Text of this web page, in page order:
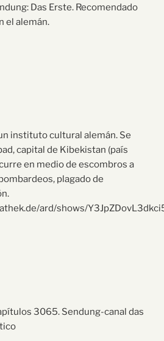
Das Erste. Recomendado
el alemán.
instituto cultural alemán. Se
capital de Kibekistan (país
en medio de escombros a
plagado de
ard/shows/
3065. Sendung-canal das